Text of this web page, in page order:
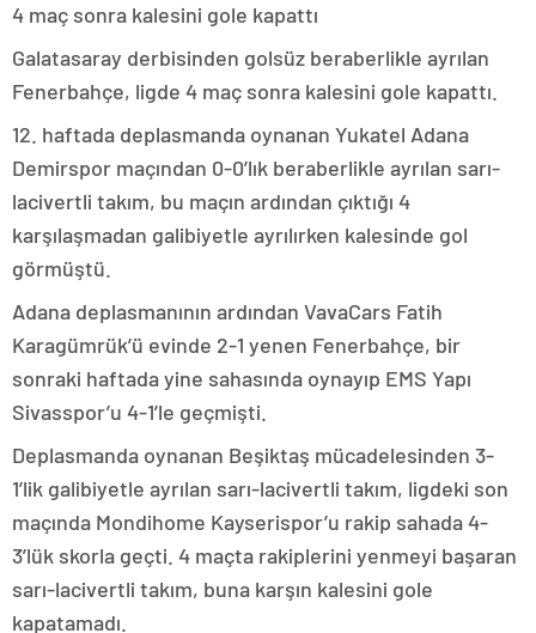
4 maç sonra kalesini gole kapattı
Galatasaray derbisinden golsüz beraberlikle ayrılan
Fenerbahçe, ligde 4 maç sonra kalesini gole kapattı.
12. haftada deplasmanda oynanan Yukatel Adana
Demirspor maçından 0-0’lık beraberlikle ayrılan sarı-
lacivertli takım, bu maçın ardından çıktığı 4
karşılaşmadan galibiyetle ayrılırken kalesinde gol
görmüştü.
Adana deplasmanının ardından VavaCars Fatih
Karagümrük’ü evinde 2-1 yenen Fenerbahçe, bir
sonraki haftada yine sahasında oynayıp EMS Yapı
Sivasspor’u 4-1’le geçmişti.
Deplasmanda oynanan Beşiktaş mücadelesinden 3-
1’lik galibiyetle ayrılan sarı-lacivertli takım, ligdeki son
maçında Mondihome Kayserispor’u rakip sahada 4-
3’lük skorla geçti. 4 maçta rakiplerini yenmeyi başaran
sarı-lacivertli takım, buna karşın kalesini gole
kapatamadı.